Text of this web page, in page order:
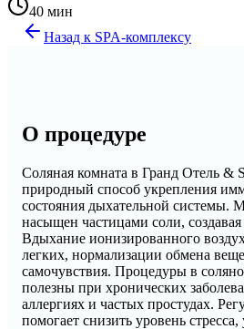
40 мин
Назад к SPA-комплексу
О процедуре
Соляная комната в Гранд Отель
природный способ укрепления
состояния дыхательной системы.
насыщен частицами соли,
Вдыхание ионизированного
легких, нормализации обмена
самочувствия. Процедуры в
полезны при хронических
аллергиях и частых простудах.
помогает снизить уровень